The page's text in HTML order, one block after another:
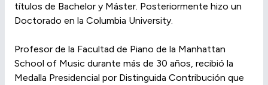
títulos de Bachelor y Máster. Posteriormente hizo un
Doctorado en la Columbia University.
Profesor de la Facultad de Piano de la Manhattan
School of Music durante más de 30 años, recibió la
Medalla Presidencial por Distinguida Contribución que